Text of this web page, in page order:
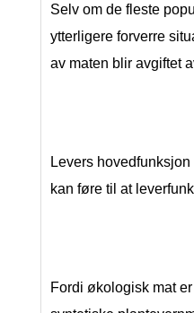
Selv om de fleste
ytterligere forverre
av maten blir avgiftet
Levers
kan føre til at
Fordi økologisk mat